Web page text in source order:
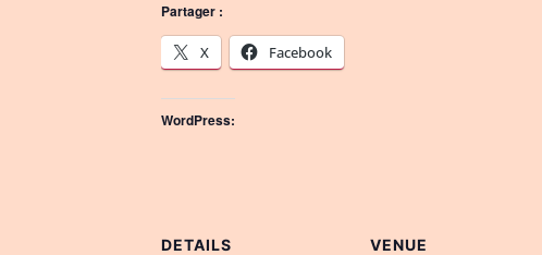
Partager :
X Facebook
WordPress:
DETAILS VENUE